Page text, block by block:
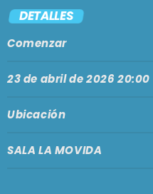
BARCELONA
MALLORCA
PODCASTS
TIENDA
EN VIVO AHORA!
DETALLES
Comenzar
23 de abril de 2026 20:00
Ubicación
SALA LA MOVIDA